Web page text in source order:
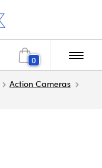
0
Action Cameras